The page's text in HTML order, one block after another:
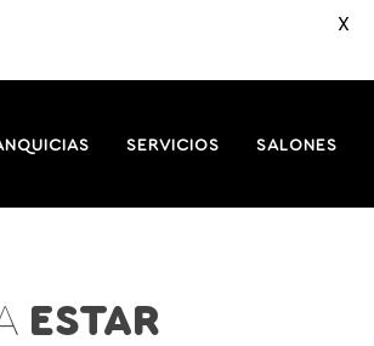
SERVICIOS SALONES
ESTAR
X